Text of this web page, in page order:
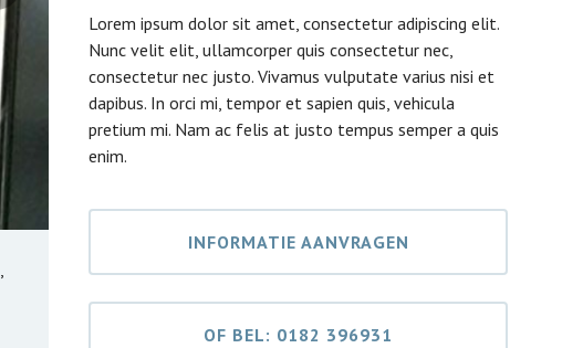
Lorem ipsum dolor sit amet, consectetur adipiscing elit.
Nunc velit elit, ullamcorper quis consectetur nec,
consectetur nec justo. Vivamus vulputate varius nisi et
dapibus. In orci mi, tempor et sapien quis, vehicula
pretium mi. Nam ac felis at justo tempus semper a quis
enim.
INFORMATIE AANVRAGEN
OF BEL: 0182 396931